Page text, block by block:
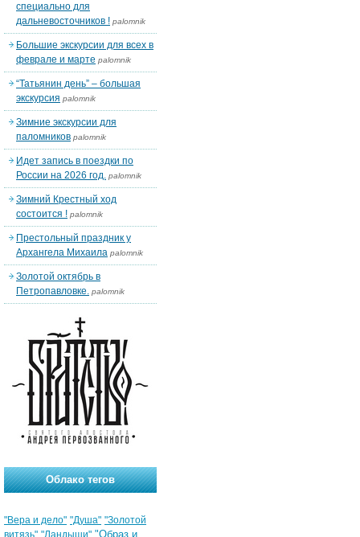
специально для
дальневосточников ! palomnik
Большие экскурсии для всех в
феврале и марте palomnik
“Татьянин день” – большая
экскурсия palomnik
Зимние экскурсии для
паломников palomnik
Идет запись в поездки по
России на 2026 год. palomnik
Зимний Крестный ход
состоится ! palomnik
Престольный праздник у
Архангела Михаила palomnik
Золотой октябрь в
Петропавловке. palomnik
Облако тегов
"Вера и дело" "Душа" "Золотой
витязь" "Ландыши" "Образ и